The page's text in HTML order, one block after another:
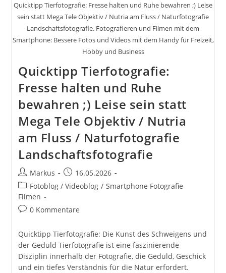
Quicktipp Tierfotografie: Fresse halten und Ruhe bewahren ;) Leise
sein statt Mega Tele Objektiv / Nutria am Fluss / Naturfotografie
Landschaftsfotografie. Fotografieren und Filmen mit dem
Smartphone: Bessere Fotos und Videos mit dem Handy für Freizeit,
Hobby und Business
Quicktipp Tierfotografie:
Fresse halten und Ruhe
bewahren ;) Leise sein statt
Mega Tele Objektiv / Nutria
am Fluss / Naturfotografie
Landschaftsfotografie
Beitrags-
Autor:
Markus
Beitrag
veröffentlicht:
16.05.2026
Beitrags-
Kategorie:
Fotoblog / Videoblog / Smartphone Fotografie
Filmen
Beitrags-
0 Kommentare
Quicktipp Tierfotografie: Die Kunst des Schweigens und
der Geduld Tierfotografie ist eine faszinierende
Disziplin innerhalb der Fotografie, die Geduld, Geschick
und ein tiefes Verständnis für die Natur erfordert.